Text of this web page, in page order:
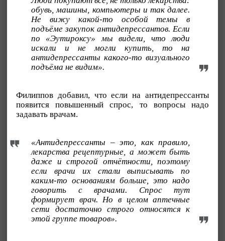
обувь, машины, компьютеры и так далее.
Не вижу какой-то особой темы в
подъёме закупок антидепрессантов. Если
по «Эутироксу» мы видели, что люди
искали и не могли купить, то на
антидепрессанты какого-то визуального
подъёма не видим».
Филиппов добавил, что если на антидепрессанты
появится повышенный спрос, то вопросы надо
задавать врачам.
«Антидепрессанты – это, как правило,
лекарства рецептурные, а может быть
даже и строгой отчётности, поэтому
если врачи их стали выписывать по
каким-то основаниям больше, это надо
говорить с врачами. Спрос тут
формирует врач. Но в целом аптечные
сети достаточно строго относятся к
этой группе товаров».